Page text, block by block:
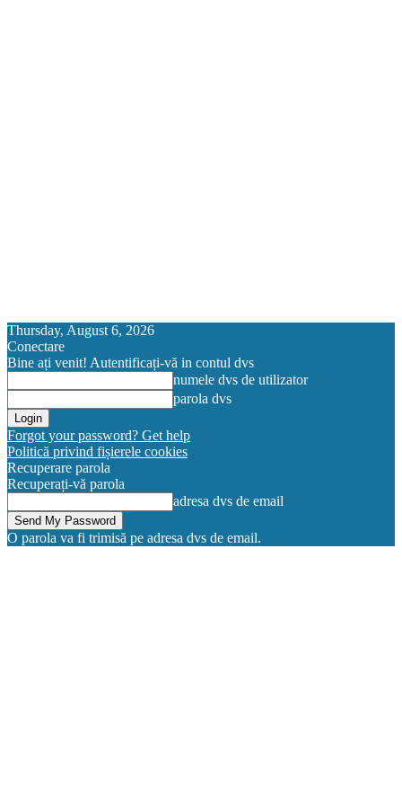
Thursday, August 6, 2026
Conectare
Bine ați venit! Autentificați-vă in contul dvs
numele dvs de utilizator
parola dvs
Forgot your password? Get help
Politică privind fișierele cookies
Recuperare parola
Recuperați-vă parola
adresa dvs de email
O parola va fi trimisă pe adresa dvs de email.